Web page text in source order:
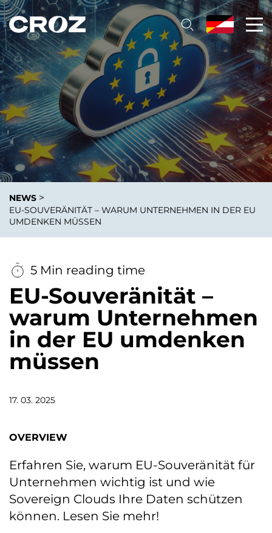
NEWS >
EU-SOUVERÄNITÄT – WARUM UNTERNEHMEN IN DER EU
UMDENKEN MÜSSEN
5 Min reading time
EU-Souveränität –
warum Unternehmen
in der EU umdenken
müssen
17. 03. 2025
OVERVIEW
Erfahren Sie, warum EU-Souveränität für
Unternehmen wichtig ist und wie
Sovereign Clouds Ihre Daten schützen
können. Lesen Sie mehr!